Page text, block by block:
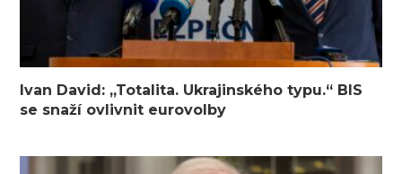
Ivan David: „Totalita. Ukrajinského typu.“ BIS
se snaží ovlivnit eurovolby